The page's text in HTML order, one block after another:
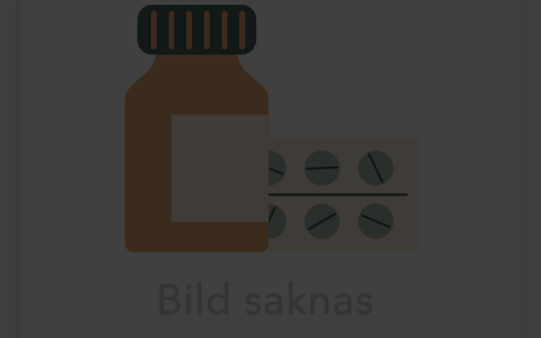
Lista: . Innehåller 1 objekt.